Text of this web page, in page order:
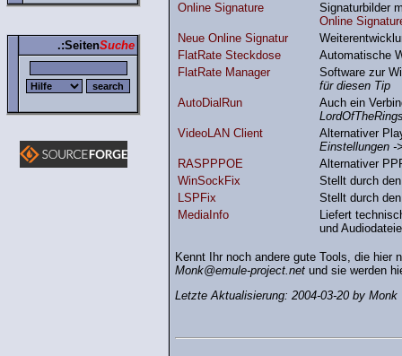
.:SeitenSuche
Online Signature
Signaturbilder
Online
Neue Online Signatur
FlatRate Steckdose
Automatische
FlatRate Manager
Software zur
für diesen Tip
AutoDialRun
Auch ein
VideoLAN Client
Alternativer
Einstellungen -
RASPPPOE
Alternativer
WinSockFix
Stellt durch
LSPFix
Stellt durch
MediaInfo
Liefert
und
Kennt Ihr noch andere gute Tools, die hier
Monk@emule-project.netund sie werden
Letzte Aktualisierung: 2004-03-20 by Monk